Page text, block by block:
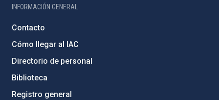
INFORMACIÓN GENERAL
Contacto
Cómo llegar al IAC
Directorio de personal
Biblioteca
Registro general